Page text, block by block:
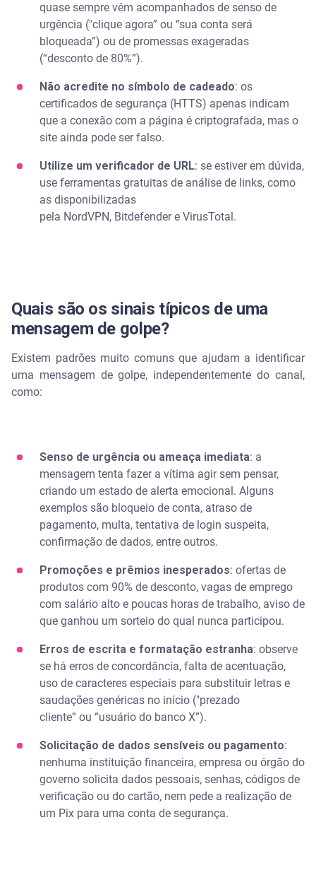
quase sempre vêm acompanhados de senso de
urgência ("clique agora” ou “sua conta será
bloqueada”) ou de promessas exageradas
(“desconto de 80%”).
Não acredite no símbolo de cadeado: os
certificados de segurança (HTTS) apenas indicam
que a conexão com a página é criptografada, mas o
site ainda pode ser falso.
Utilize um verificador de URL: se estiver em dúvida,
use ferramentas gratuitas de análise de links, como
as disponibilizadas
pela NordVPN, Bitdefender e VirusTotal.
Quais são os sinais típicos de uma
mensagem de golpe?
Existem padrões muito comuns que ajudam a identificar
uma mensagem de golpe, independentemente do canal,
como:
Senso de urgência ou ameaça imediata: a
mensagem tenta fazer a vítima agir sem pensar,
criando um estado de alerta emocional. Alguns
exemplos são bloqueio de conta, atraso de
pagamento, multa, tentativa de login suspeita,
confirmação de dados, entre outros.
Promoções e prêmios inesperados: ofertas de
produtos com 90% de desconto, vagas de emprego
com salário alto e poucas horas de trabalho, aviso de
que ganhou um sorteio do qual nunca participou.
Erros de escrita e formatação estranha: observe
se há erros de concordância, falta de acentuação,
uso de caracteres especiais para substituir letras e
saudações genéricas no início ("prezado
cliente” ou “usuário do banco X”).
Solicitação de dados sensíveis ou pagamento:
nenhuma instituição financeira, empresa ou órgão do
governo solicita dados pessoais, senhas, códigos de
verificação ou do cartão, nem pede a realização de
um Pix para uma conta de segurança.